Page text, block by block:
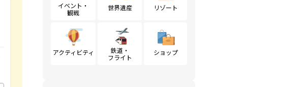
イベント・
観戦
世界遺産 リゾート
アクティビティ
鉄道・
フライト
ショップ